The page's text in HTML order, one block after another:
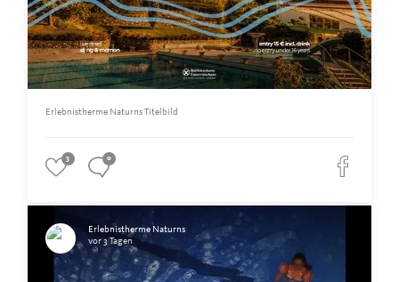
Erlebnistherme Naturns Titelbild
3 0
Erlebnistherme Naturns
vor 3 Tagen